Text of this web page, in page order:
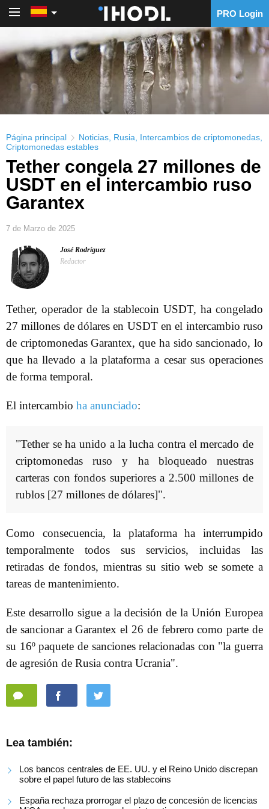
PRO Login
Página principal Noticias Rusia Intercambios de criptomonedas
Criptomonedas estables
Tether congela 27 millones de
USDT en el intercambio ruso
Garantex
7 de Marzo de 2025
José Rodríguez
Redactor
Tether, operador de la stablecoin USDT, ha congelado
27 millones de dólares en USDT en el intercambio ruso
de criptomonedas Garantex, que ha sido sancionado, lo
que ha llevado a la plataforma a cesar sus operaciones
de forma temporal.
El intercambio ha anunciado:
"Tether se ha unido a la lucha contra el mercado de
criptomonedas ruso y ha bloqueado nuestras
carteras con fondos superiores a 2.500 millones de
rublos [27 millones de dólares]".
Como consecuencia, la plataforma ha interrumpido
temporalmente todos sus servicios, incluidas las
retiradas de fondos, mientras su sitio web se somete a
tareas de mantenimiento.
Este desarrollo sigue a la decisión de la Unión Europea
de sancionar a Garantex el 26 de febrero como parte de
su 16º paquete de sanciones relacionadas con "la guerra
de agresión de Rusia contra Ucrania".
Lea también:
Los bancos centrales de EE. UU. y el Reino Unido discrepan
sobre el papel futuro de las stablecoins
España rechaza prorrogar el plazo de concesión de licencias